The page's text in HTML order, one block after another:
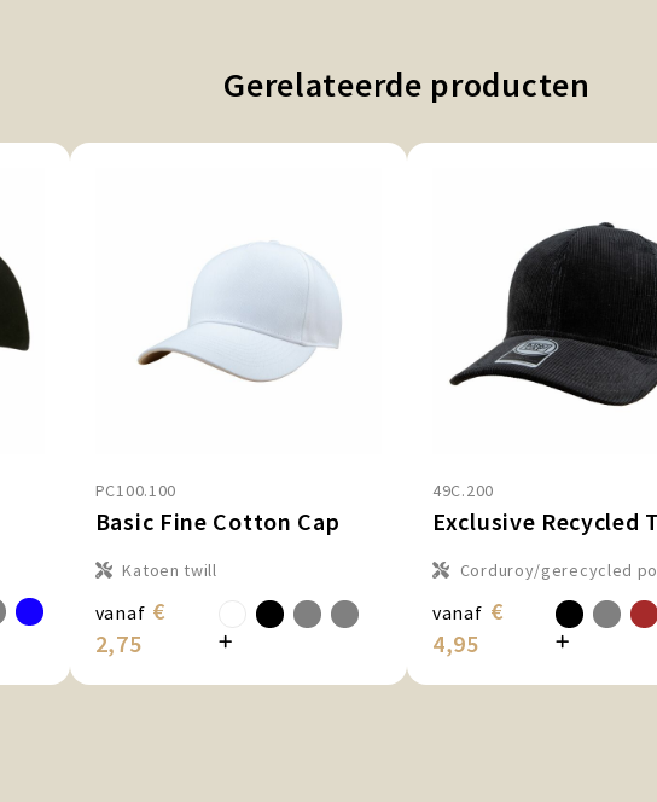
Gerelateerde producten
PC100.100
Basic Fine Cotton Cap
Katoen twill
vanaf €
2,75
49C.200
Corduroy/gerecycled
vanaf €
4,95